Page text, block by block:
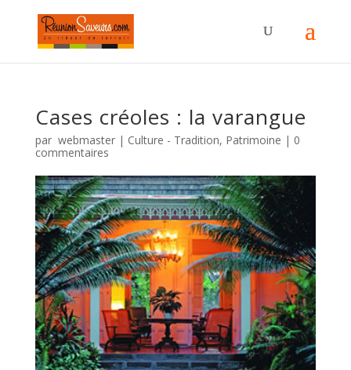
Cases créoles : la varangue
par webmaster| Culture - Tradition, Patrimoine | 0
commentaires